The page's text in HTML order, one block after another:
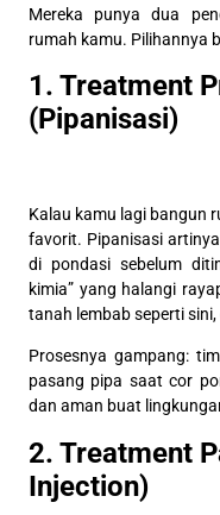
Mereka punya dua
rumah kamu. Pilihannya
1. Treatment
(Pipanisasi)
Kalau kamu lagi bangun
favorit. Pipanisasi
di pondasi sebelum
kimia” yang halangi
tanah lembab seperti
Prosesnya gampang:
pasang pipa saat cor
dan aman buat
2. Treatment
Injection)